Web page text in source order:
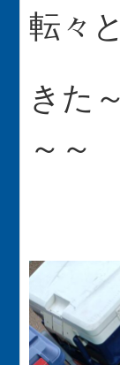
転々
きた
～～